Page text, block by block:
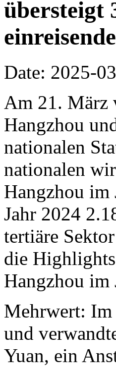
übersteigt
Date: 2025-
Am 21. März
Hangzhou
nationalen
nationalen
Hangzhou
Jahr 2024
tertiäre
die
Hangzhou
Mehrwert: Im
und
Yuan, ein